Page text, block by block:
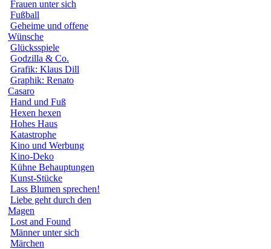
Frauen unter sich
Fußball
Geheime und offene
Wünsche
Glücksspiele
Godzilla & Co.
Grafik: Klaus Dill
Graphik: Renato
Casaro
Hand und Fuß
Hexen hexen
Hohes Haus
Katastrophe
Kino und Werbung
Kino-Deko
Kühne Behauptungen
Kunst-Stücke
Lass Blumen sprechen!
Liebe geht durch den
Magen
Lost and Found
Männer unter sich
Märchen